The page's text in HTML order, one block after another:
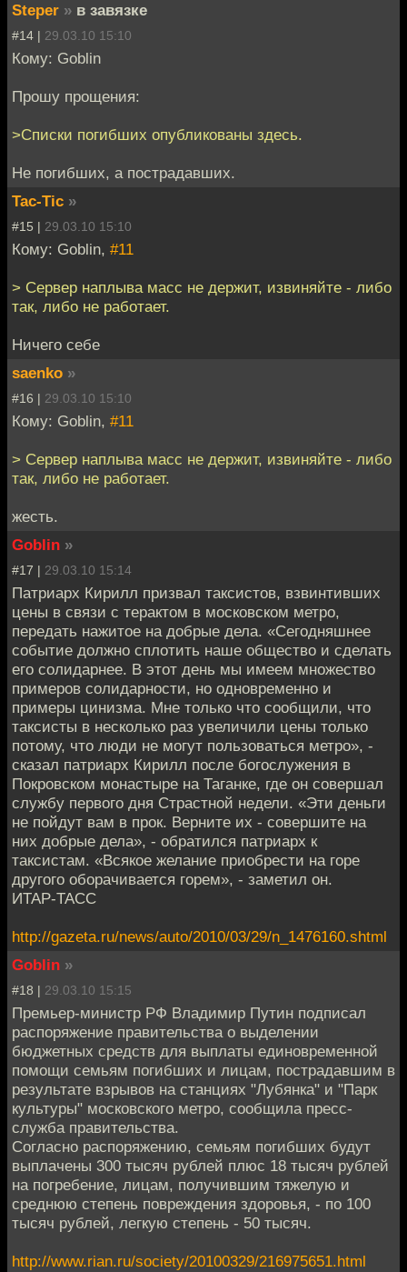
Steper » в завязке
#14 | 29.03.10 15:10
Кому: Goblin
Прошу прощения:
>Списки погибших опубликованы здесь.
Не погибших, а пострадавших.
Tac-Tic »
#15 | 29.03.10 15:10
Кому: Goblin, #11
> Сервер наплыва масс не держит, извиняйте - либо
так, либо не работает.
Ничего себе
saenko »
#16 | 29.03.10 15:10
Кому: Goblin, #11
> Сервер наплыва масс не держит, извиняйте - либо
так, либо не работает.
жесть.
Goblin »
#17 | 29.03.10 15:14
Патриарх Кирилл призвал таксистов, взвинтивших
цены в связи с терактом в московском метро,
передать нажитое на добрые дела. «Сегодняшнее
событие должно сплотить наше общество и сделать
его солидарнее. В этот день мы имеем множество
примеров солидарности, но одновременно и
примеры цинизма. Мне только что сообщили, что
таксисты в несколько раз увеличили цены только
потому, что люди не могут пользоваться метро», -
сказал патриарх Кирилл после богослужения в
Покровском монастыре на Таганке, где он совершал
службу первого дня Страстной недели. «Эти деньги
не пойдут вам в прок. Верните их - совершите на
них добрые дела», - обратился патриарх к
таксистам. «Всякое желание приобрести на горе
другого оборачивается горем», - заметил он.
ИТАР-ТАСС
http://gazeta.ru/news/auto/2010/03/29/n_1476160.shtml
Goblin »
#18 | 29.03.10 15:15
Премьер-министр РФ Владимир Путин подписал
распоряжение правительства о выделении
бюджетных средств для выплаты единовременной
помощи семьям погибших и лицам, пострадавшим в
результате взрывов на станциях "Лубянка" и "Парк
культуры" московского метро, сообщила пресс-
служба правительства.
Согласно распоряжению, семьям погибших будут
выплачены 300 тысяч рублей плюс 18 тысяч рублей
на погребение, лицам, получившим тяжелую и
среднюю степень повреждения здоровья, - по 100
тысяч рублей, легкую степень - 50 тысяч.
http://www.rian.ru/society/20100329/216975651.html